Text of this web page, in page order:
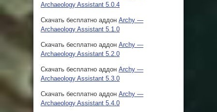
Archaeology Assistant 5.0.4
Скачать бесплатно аддон Archy —
Archaeology Assistant 5.1.0
Скачать бесплатно аддон Archy —
Archaeology Assistant 5.2.0
Скачать бесплатно аддон Archy —
Archaeology Assistant 5.3.0
Скачать бесплатно аддон Archy —
Archaeology Assistant 5.4.0